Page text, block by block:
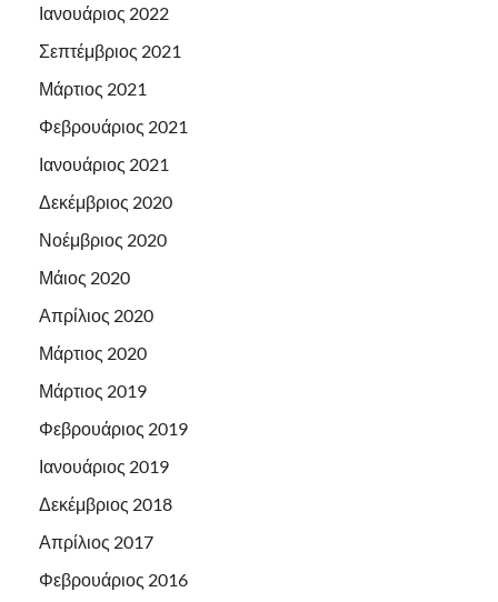
Ιανουάριος 2022
Σεπτέμβριος 2021
Μάρτιος 2021
Φεβρουάριος 2021
Ιανουάριος 2021
Δεκέμβριος 2020
Νοέμβριος 2020
Μάιος 2020
Απρίλιος 2020
Μάρτιος 2020
Μάρτιος 2019
Φεβρουάριος 2019
Ιανουάριος 2019
Δεκέμβριος 2018
Απρίλιος 2017
Φεβρουάριος 2016